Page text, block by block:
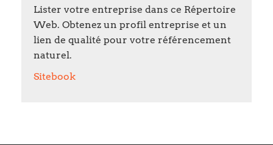
Lister votre entreprise dans ce Répertoire
Web. Obtenez un profil entreprise et un
lien de qualité pour votre référencement
naturel.
Sitebook